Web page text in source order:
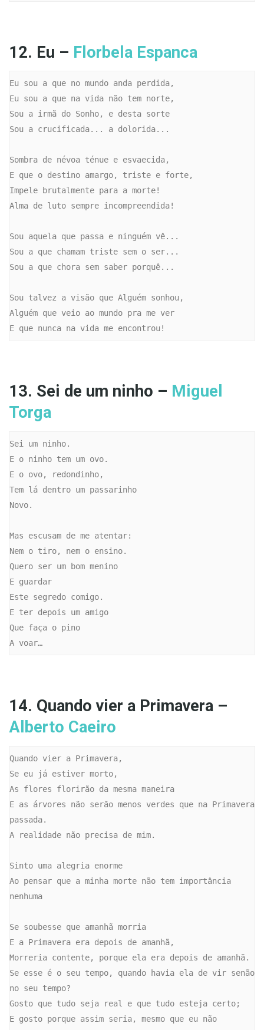
12. Eu – Florbela Espanca
Eu sou a que no mundo anda perdida,
Eu sou a que na vida não tem norte,
Sou a irmã do Sonho, e desta sorte
Sou a crucificada... a dolorida...
Sombra de névoa ténue e esvaecida,
E que o destino amargo, triste e forte,
Impele brutalmente para a morte!
Alma de luto sempre incompreendida!
Sou aquela que passa e ninguém vê...
Sou a que chamam triste sem o ser...
Sou a que chora sem saber porquê...
Sou talvez a visão que Alguém sonhou,
Alguém que veio ao mundo pra me ver
E que nunca na vida me encontrou!
13. Sei de um ninho – Miguel
Torga
Sei um ninho.
E o ninho tem um ovo.
E o ovo, redondinho,
Tem lá dentro um passarinho
Novo.
Mas escusam de me atentar:
Nem o tiro, nem o ensino.
Quero ser um bom menino
E guardar
Este segredo comigo.
E ter depois um amigo
Que faça o pino
A voar…
14. Quando vier a Primavera –
Alberto Caeiro
Quando vier a Primavera,
Se eu já estiver morto,
As flores florirão da mesma maneira
E as árvores não serão menos verdes que na Primavera
passada.
A realidade não precisa de mim.
Sinto uma alegria enorme
Ao pensar que a minha morte não tem importância
nenhuma
Se soubesse que amanhã morria
E a Primavera era depois de amanhã,
Morreria contente, porque ela era depois de amanhã.
Se esse é o seu tempo, quando havia ela de vir senão
no seu tempo?
Gosto que tudo seja real e que tudo esteja certo;
E gosto porque assim seria, mesmo que eu não